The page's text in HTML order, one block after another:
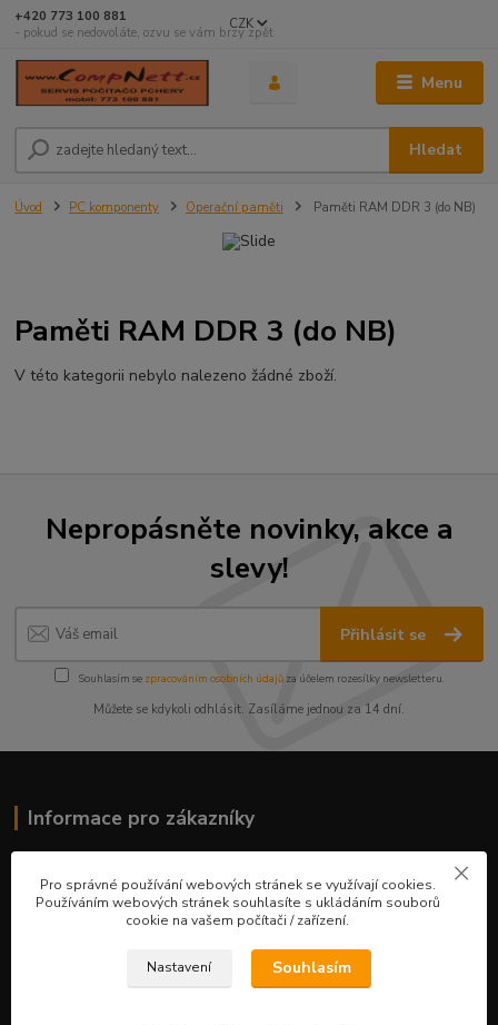
Menu
CZK
Hledat
+420 773 100 881
- pokud se nedovoláte, ozvu se vám brzy zpět
Úvod PC komponenty Operační paměti Paměti RAM DDR 3 (do NB)
Paměti RAM DDR 3 (do NB)
V této kategorii nebylo nalezeno žádné zboží.
Nepropásněte novinky, akce a
slevy!
Přihlásit se
Souhlasím se zpracováním osobních údajůza účelem rozesílky newsletteru.
Můžete se kdykoli odhlásit. Zasíláme jednou za 14 dní.
Informace pro zákazníky
Ceník služeb
Obchodní podmínky
Pro správné používání webových stránek se využívají cookies.
Používáním webových stránek souhlasíte s ukládáním souborů
cookie na vašem počítači / zařízení.
Nastavení Souhlasím